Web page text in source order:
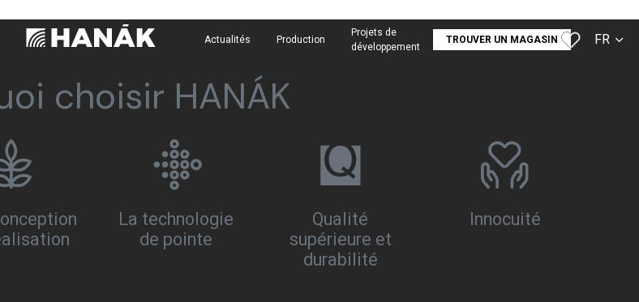
Actualités Production
Projets de
développement
TROUVER UN MAGASIN FR
choisir HANÁK
La technologie
de pointe
Qualité
supérieure et
durabilité
Innocuité